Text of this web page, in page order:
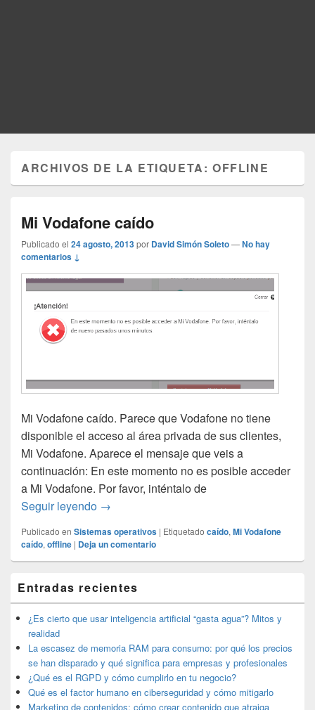
ARCHIVOS DE LA ETIQUETA:OFFLINE
Mi Vodafone caído
Publicado el 24 agosto, 2013por David Simón Soleto—No hay
comentarios ↓
Mi Vodafone caído. Parece que Vodafone no tiene
disponible el acceso al área privada de sus clientes,
Mi Vodafone. Aparece el mensaje que veis a
continuación: En este momento no es posible acceder
a Mi Vodafone. Por favor, inténtalo de
Seguir leyendo Mi Vodafone caído
→
Publicado en Sistemas operativos | Etiquetado caído, Mi Vodafone
caído, offline | Deja un comentario
área
de
widget
barra
lateral
primaria
Entradas recientes
¿Es cierto que usar inteligencia artificial “gasta agua”? Mitos y
realidad
La escasez de memoria RAM para consumo: por qué los precios
se han disparado y qué significa para empresas y profesionales
¿Qué es el RGPD y cómo cumplirlo en tu negocio?
Qué es el factor humano en ciberseguridad y cómo mitigarlo
Marketing de contenidos: cómo crear contenido que atraiga